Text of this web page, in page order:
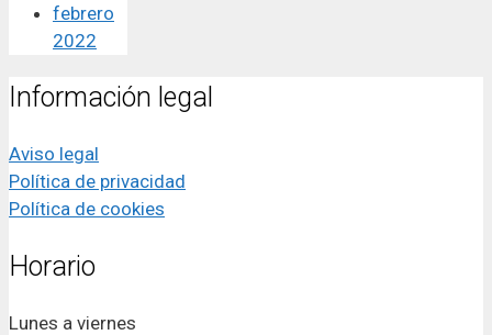
febrero
2022
Información legal
Aviso legal
Política de privacidad
Política de cookies
Horario
Lunes a viernes